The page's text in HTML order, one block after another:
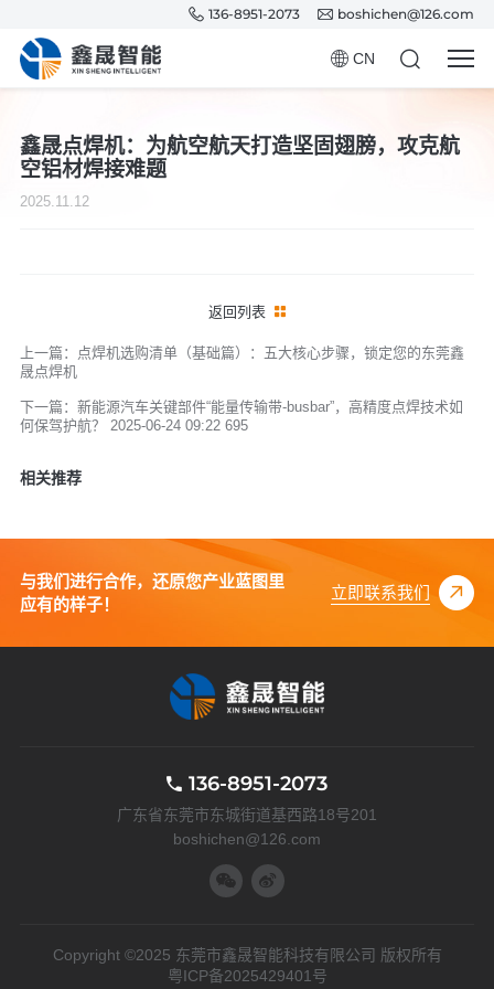
136-8951-2073 boshichen@126.com
CN
鑫晟点焊机：为航空航天打造坚固翅膀，攻克航
空铝材焊接难题
2025.11.12
上一篇：点焊机选购清单（基础篇）：五大核心步骤，锁定您的东莞鑫
晟点焊机
返回列表
下一篇：新能源汽车关键部件“能量传输带-busbar”，高精度点焊技术如
何保驾护航？ 2025-06-24 09:22 695
相关推荐
与我们进行合作，还原您产业蓝图里
应有的样子！
立即联系我们
136-8951-2073
广东省东莞市东城街道基西路18号201
boshichen@126.com
Copyright ©2025 东莞市鑫晟智能科技有限公司 版权所有
粤ICP备2025429401号